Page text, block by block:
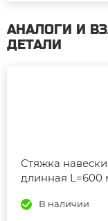
АНАЛОГИ И
ДЕТАЛИ
Стяжка
длинная L=600
В наличии